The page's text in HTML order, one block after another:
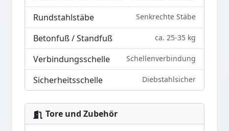
Rundstahlstäbe Senkrechte Stäbe
Betonfuß / Standfuß ca. 25-35 kg
Verbindungsschelle Schellenverbindung
Sicherheitsschelle Diebstahlsicher
Tore und Zubehör